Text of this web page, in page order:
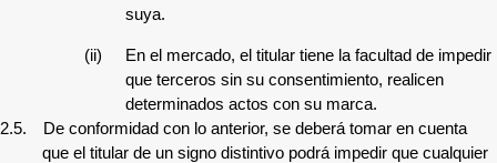
suya.
(ii)
En el mercado, el titular tiene la facultad de impedir
que terceros sin su consentimiento, realicen
determinados actos con su marca.
2.5.
De conformidad con lo anterior, se deberá tomar en cuenta
que el titular de un signo distintivo podrá impedir que cualquier